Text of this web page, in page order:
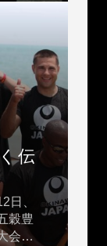
伝
日、
穀豊
会が